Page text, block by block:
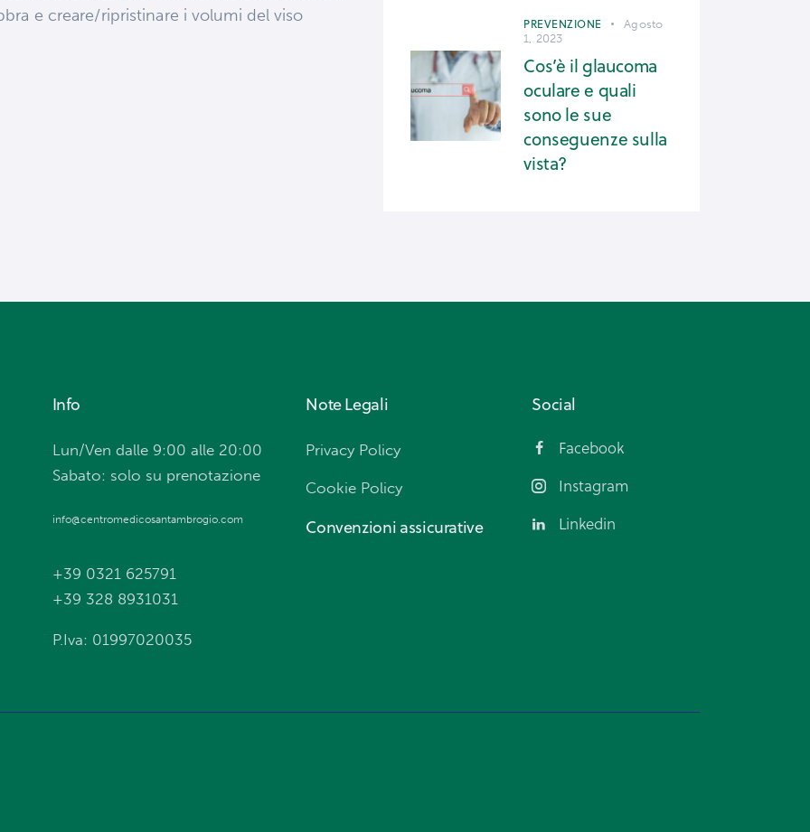
e creare/ripristinare i volumi del viso
PREVENZIONE
Agosto
1, 2023
Cos’è il glaucoma
oculare e quali
sono le sue
conseguenze sulla
vista?
Info
Lun/Ven dalle 9:00 alle 20:00
Sabato: solo su prenotazione
info@centromedicosantambrogio.com
+39 0321 625791
+39 328 8931031
P.Iva: 01997020035
Note Legali
Privacy Policy
Cookie Policy
Convenzioni assicurative
Social
Facebook
Instagram
Linkedin